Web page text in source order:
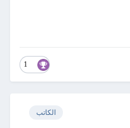
1
الكاتب